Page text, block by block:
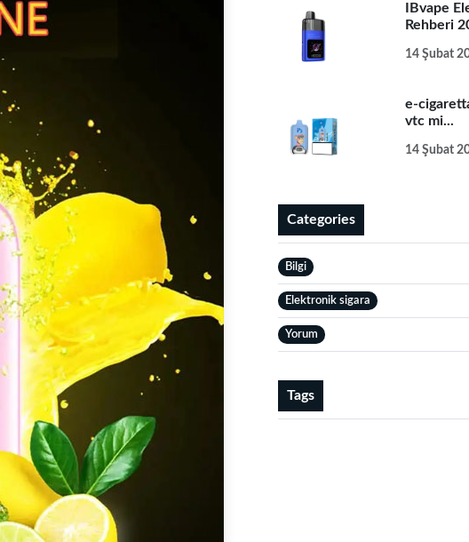
IBvape
Rehberi
14 Şubat
e-
vtc mi...
14 Şubat
Categories
Bilgi
Elektronik sigara
Yorum
Tags